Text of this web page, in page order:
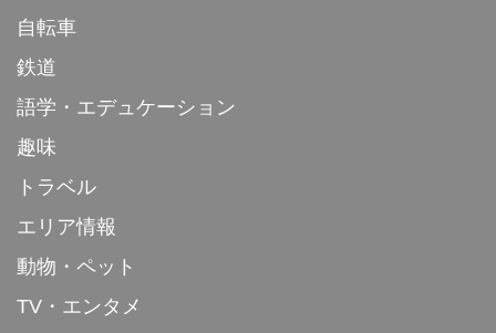
自転車
鉄道
語学・エデュケーション
趣味
トラベル
エリア情報
動物・ペット
TV・エンタメ